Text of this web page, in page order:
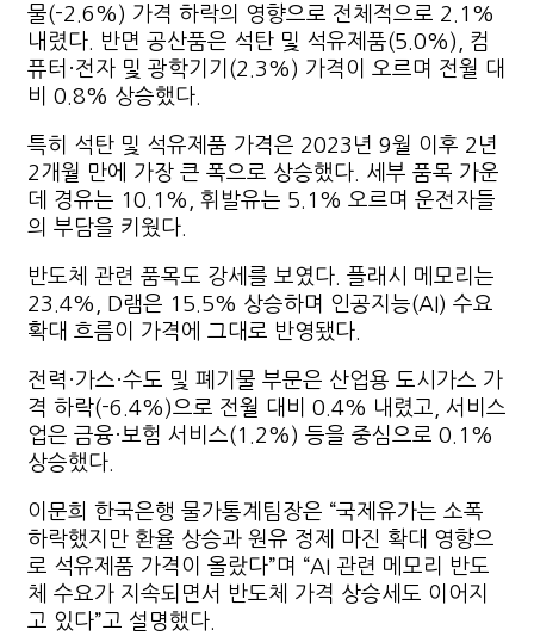
물(-2.6%) 가격 하락의 영향으로 전체적으로 2.1%
내렸다. 반면 공산품은 석탄 및 석유제품(5.0%), 컴
퓨터·전자 및 광학기기(2.3%) 가격이 오르며 전월 대
비 0.8% 상승했다.
특히 석탄 및 석유제품 가격은 2023년 9월 이후 2년
2개월 만에 가장 큰 폭으로 상승했다. 세부 품목 가운
데 경유는 10.1%, 휘발유는 5.1% 오르며 운전자들
의 부담을 키웠다.
반도체 관련 품목도 강세를 보였다. 플래시 메모리는
23.4%, D램은 15.5% 상승하며 인공지능(AI) 수요
확대 흐름이 가격에 그대로 반영됐다.
전력·가스·수도 및 폐기물 부문은 산업용 도시가스 가
격 하락(-6.4%)으로 전월 대비 0.4% 내렸고, 서비스
업은 금융·보험 서비스(1.2%) 등을 중심으로 0.1%
상승했다.
이문희 한국은행 물가통계팀장은 “국제유가는 소폭
하락했지만 환율 상승과 원유 정제 마진 확대 영향으
로 석유제품 가격이 올랐다”며 “AI 관련 메모리 반도
체 수요가 지속되면서 반도체 가격 상승세도 이어지
고 있다”고 설명했다.